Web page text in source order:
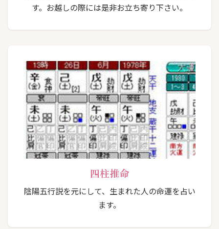
す。お越しの際には是非お立ち寄り下さい。
四柱推命
陰陽五行説を元にして、生まれた人の命運を占い
ます。